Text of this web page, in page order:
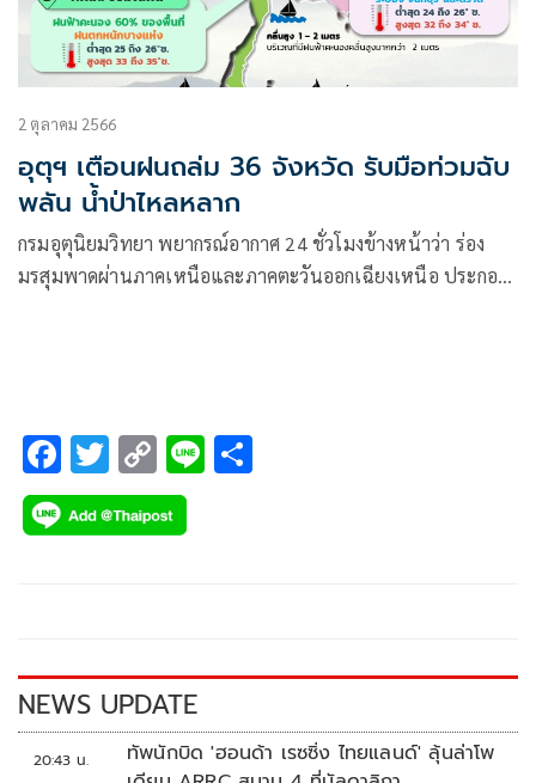
2 ตุลาคม 2566
อุตุฯ เตือนฝนถล่ม 36 จังหวัด รับมือท่วมฉับ
พลัน น้ำป่าไหลหลาก
กรมอุตุนิยมวิทยา พยากรณ์อากาศ 24 ชั่วโมงข้างหน้าว่า ร่อง
มรสุมพาดผ่านภาคเหนือและภาคตะวันออกเฉียงเหนือ ประกอบ
F
ac
e
k
T
wi
tt
C
o
p
k
Li
NEWS UPDATE
20:43 น.
ทัพนักบิด 'ฮอนด้า เรซซิ่ง ไทยแลนด์' ลุ้นล่าโพ